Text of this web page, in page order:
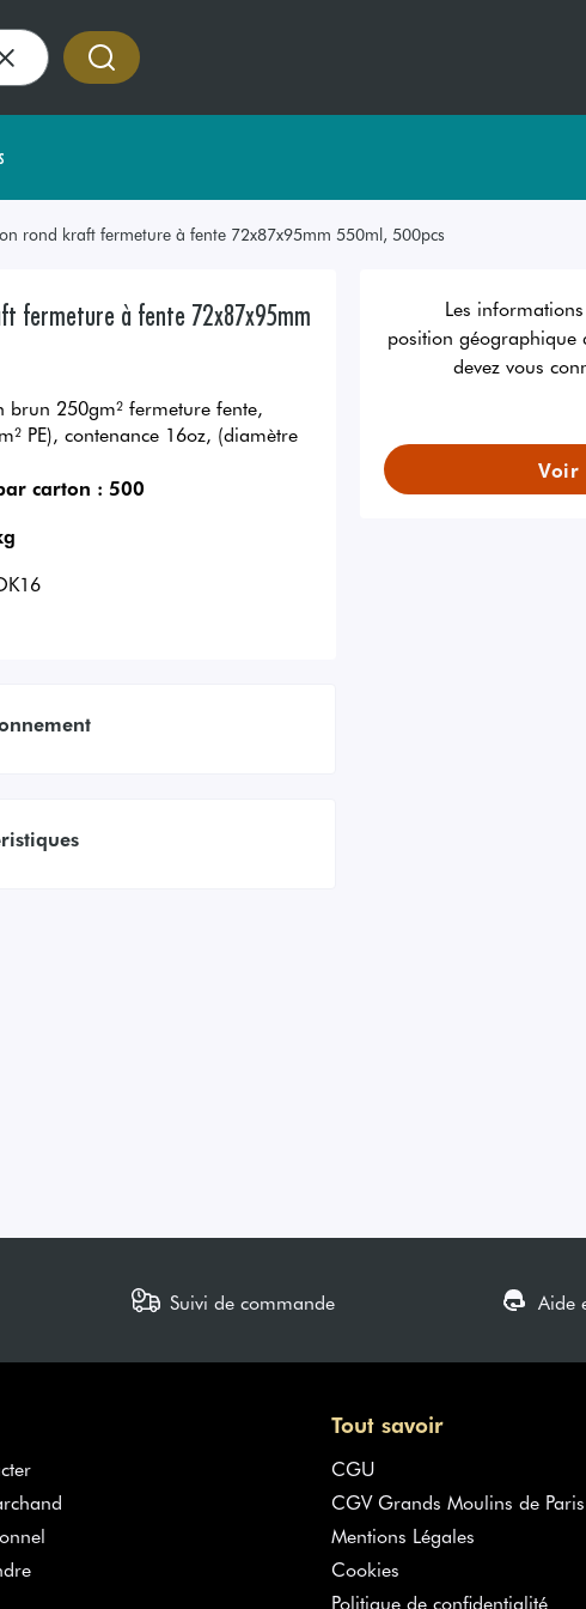
rond kraft fermeture à fente 72x87x95mm 550ml, 500pcs
fermeture à fente 72x87x95mm
brun 250gm² fermeture fente,
PE), contenance 16oz, (diamètre
carton : 500
Les
position géographique
devez vous
Voir
Suivi de commande Aide
Tout savoir
CGU
CGV Grands Moulins de Paris
Mentions Légales
Cookies
Politique de confidentialité